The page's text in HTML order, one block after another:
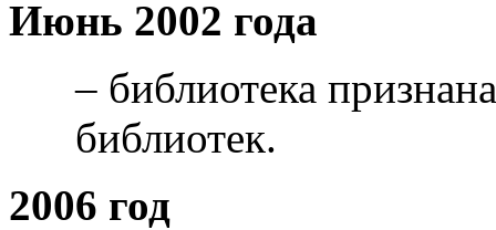
Июнь 2002 года
– библиотека
библиотек.
2006 год